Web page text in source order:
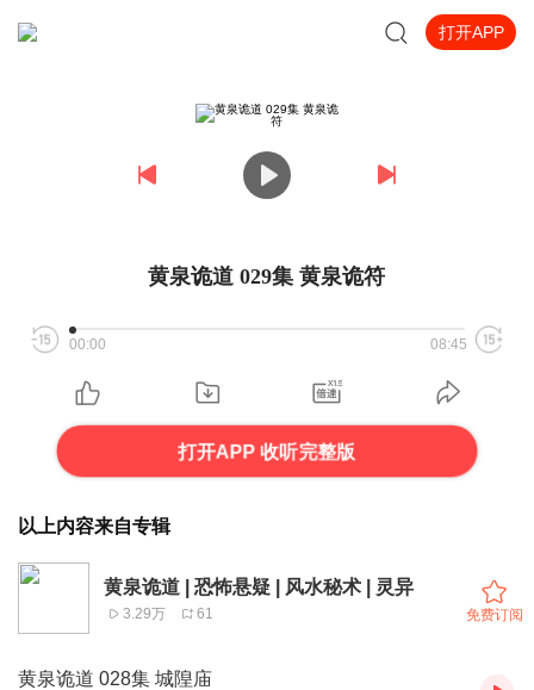
打开APP
黄泉诡道 029集 黄泉诡符
00:00 08:45
打开APP 收听完整版
以上内容来自专辑
黄泉诡道 | 恐怖悬疑 | 风水秘术 | 灵异
3.29万 61 免费订阅
黄泉诡道 028集 城隍庙